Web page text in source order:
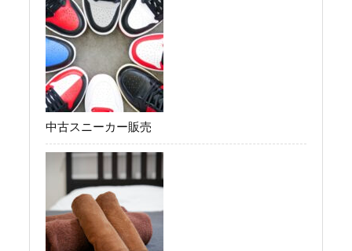
中古スニーカー販売